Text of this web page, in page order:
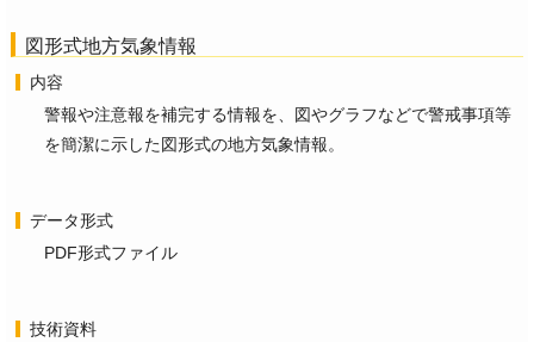
図形式地方気象情報
内容
警報や注意報を補完する情報を、図やグラフなどで警戒事項等
を簡潔に示した図形式の地方気象情報。
データ形式
PDF形式ファイル
技術資料